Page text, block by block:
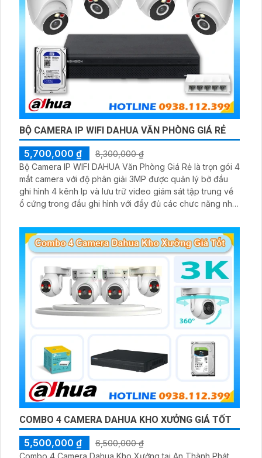
BỘ CAMERA IP WIFI DAHUA VĂN PHÒNG GIÁ RẺ
5,700,000 ₫
8,300,000 ₫
Bộ Camera IP WIFI DAHUA Văn Phòng Giá Rẻ là trọn gói 4
mắt camera với độ phân giải 3MP được quản lý bở đầu
ghi hình 4 kênh Ip và lưu trữ video giám sát tập trung về
ổ cứng trong đầu ghi hình với đầy đủ các chưc năng như
giám sát có màu vào ban đêm
COMBO 4 CAMERA DAHUA KHO XƯỞNG GIÁ TỐT
5,500,000 ₫
6,500,000 ₫
Combo 4 Camera Dahua Kho Xưởng tại An Thành Phát